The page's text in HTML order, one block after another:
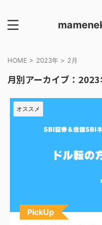
HOME > 2023年 > 2月
月別アーカイブ：
オススメ
PickUp